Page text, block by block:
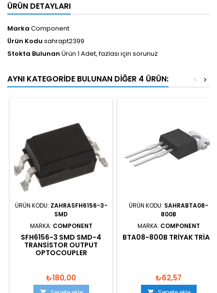
ÜRÜN DETAYLARI
Marka Component
Ürün Kodu sahrapt2399
Stokta Bulunan Ürün 1 Adet, fazlası için sorunuz
AYNI KATEGORIDE BULUNAN DIĞER 4 ÜRÜN: >
<
ÜRÜN KODU: ZAHRASFH6156-3-
SMD
MARKA: COMPONENT
SFH6156-3 SMD SMD-4
TRANSISTOR OUTPUT
OPTOCOUPLER
₺180,00
ÜRÜN KODU: SAHRABTA08-
800B
MARKA: COMPONENT
BTA08-800B TRIYAK TRIAC
₺62,57